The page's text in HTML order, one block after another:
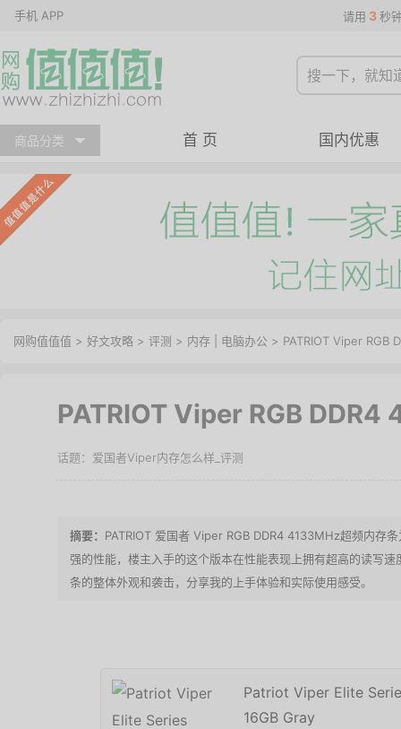
手机 APP 请用 3 秒
商品分类 首 页 国内优惠
网购值值值 > 好文攻略 > 评测 > 内存 电脑办公 > PATRIOT Viper RGB
PATRIOT Viper RGB DDR4
爱国者Viper内存怎么样_评测
PATRIOT 爱国者 Viper RGB DDR4 4133MHz超频内存
强的性能，楼主入手的这个版本在性能表现上拥有超高的读写
条的整体外观和袭击，分享我的上手体验和实际使用感受。
Patriot Viper Elite
16GB Gray